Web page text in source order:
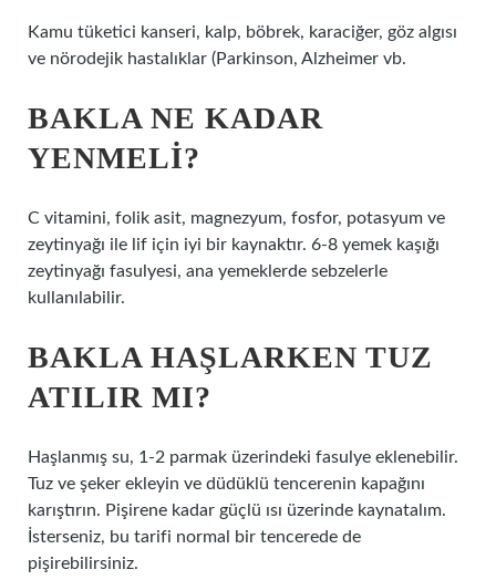
Kamu tüketici kanseri, kalp, böbrek, karaciğer, göz algısı
ve nörodejik hastalıklar (Parkinson, Alzheimer vb.
BAKLA NE KADAR
YENMELI?
C vitamini, folik asit, magnezyum, fosfor, potasyum ve
zeytinyağı ile lif için iyi bir kaynaktır. 6-8 yemek kaşığı
zeytinyağı fasulyesi, ana yemeklerde sebzelerle
kullanılabilir.
BAKLA HAŞLARKEN TUZ
ATILIR MI?
Haşlanmış su, 1-2 parmak üzerindeki fasulye eklenebilir.
Tuz ve şeker ekleyin ve düdüklü tencerenin kapağını
karıştırın. Pişirene kadar güçlü ısı üzerinde kaynatalım.
İsterseniz, bu tarifi normal bir tencerede de
pişirebilirsiniz.